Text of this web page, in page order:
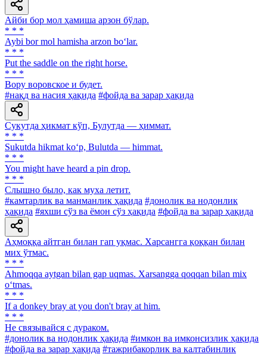
Айби бор мол ҳамиша арзон бўлар.
* * *
Aybi bor mol hamisha arzon bo‘lar.
* * *
Put the saddle on the right horse.
* * *
Вору воровское и будет.
#нақд ва насия ҳақида #фойда ва зарар ҳақида
Сукутда ҳикмат кўп, Булутда — ҳиммат.
* * *
Sukutda hikmat ko‘p, Bulutda — himmat.
* * *
You might have heard a pin drop.
* * *
Слышно было, как муха летит.
#камтарлик ва манманлик ҳақида #донолик ва нодонлик
ҳақида #яхши сўз ва ёмон сўз ҳақида #фойда ва зарар ҳақида
Аҳмоққа айтган билан гап уқмас. Харсангга қоққан билан
мих ўтмас.
* * *
Ahmoqqa aytgan bilan gap uqmas. Xarsangga qoqqan bilan mix
o‘tmas.
* * *
If a donkey bray at you don't bray at him.
* * *
He связывайся с дураком.
#донолик ва нодонлик ҳақида #имкон ва имконсизлик ҳақида
#фойда ва зарар ҳақида #тажрибакорлик ва калтабинлик